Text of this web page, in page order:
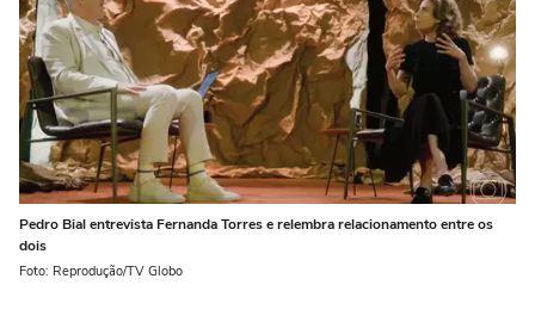
Pedro Bial entrevista Fernanda Torres e relembra relacionamento entre os
dois
Foto: Reprodução/TV Globo